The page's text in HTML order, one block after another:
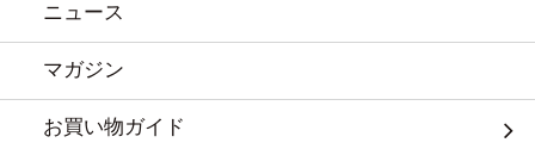
ニュース
マガジン
お買い物ガイド